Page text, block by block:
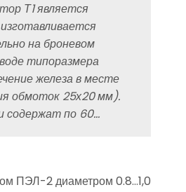
Т1 является
на броневом
типоразмера
железа в месте
обмоток 25х20 мм).
содержат по 60…
ПЭЛ-2 диаметром 0.8…1,0